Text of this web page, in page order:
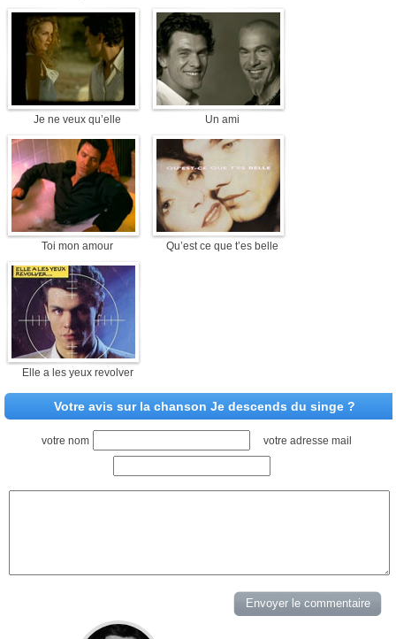
Je ne veux qu’elle Un ami
Toi mon amour Qu’est ce que t’es belle
Elle a les yeux revolver
Votre avis sur la chanson Je descends du singe ?
votre nom votre adresse mail